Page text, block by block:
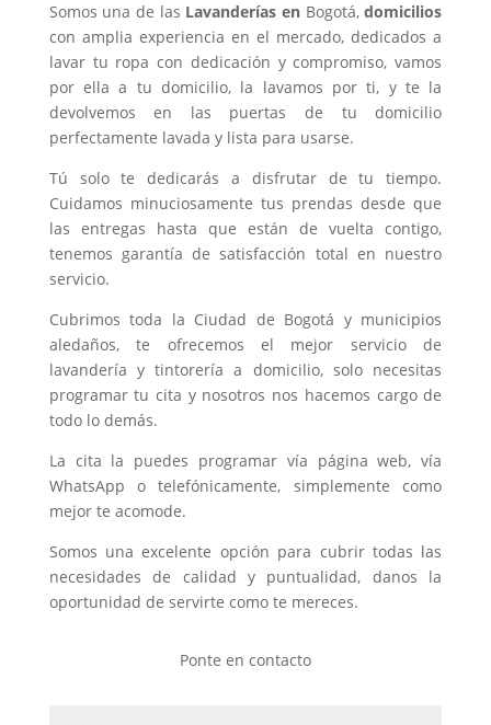
Somos una de las Lavanderías enBogotá,domicilios
con amplia experiencia en el mercado, dedicados a
lavar tu ropa con dedicación y compromiso, vamos
por ella a tu domicilio, la lavamos por ti, y te la
devolvemos en las puertas de tu domicilio
perfectamente lavada y lista para usarse.
Tú solo te dedicarás a disfrutar de tu tiempo.
Cuidamos minuciosamente tus prendas desde que
las entregas hasta que están de vuelta contigo,
tenemos garantía de satisfacción total en nuestro
servicio.
Cubrimos toda la Ciudad de Bogotá y municipios
aledaños, te ofrecemos el mejor servicio de
lavandería y tintorería a domicilio, solo necesitas
programar tu cita y nosotros nos hacemos cargo de
todo lo demás.
La cita la puedes programar vía página web, vía
WhatsApp o telefónicamente, simplemente como
mejor te acomode.
Somos una excelente opción para cubrir todas las
necesidades de calidad y puntualidad, danos la
oportunidad de servirte como te mereces.
Ponte en contacto